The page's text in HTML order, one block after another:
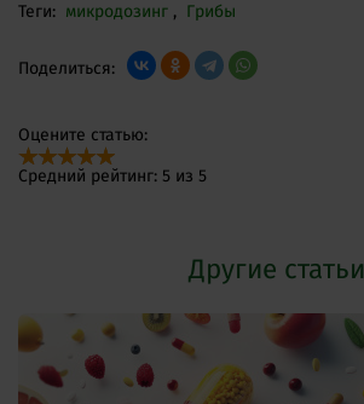
Теги: микродозинг , Грибы
Поделиться:
Оцените статью:
Средний рейтинг: 5 из 5
Другие статьи